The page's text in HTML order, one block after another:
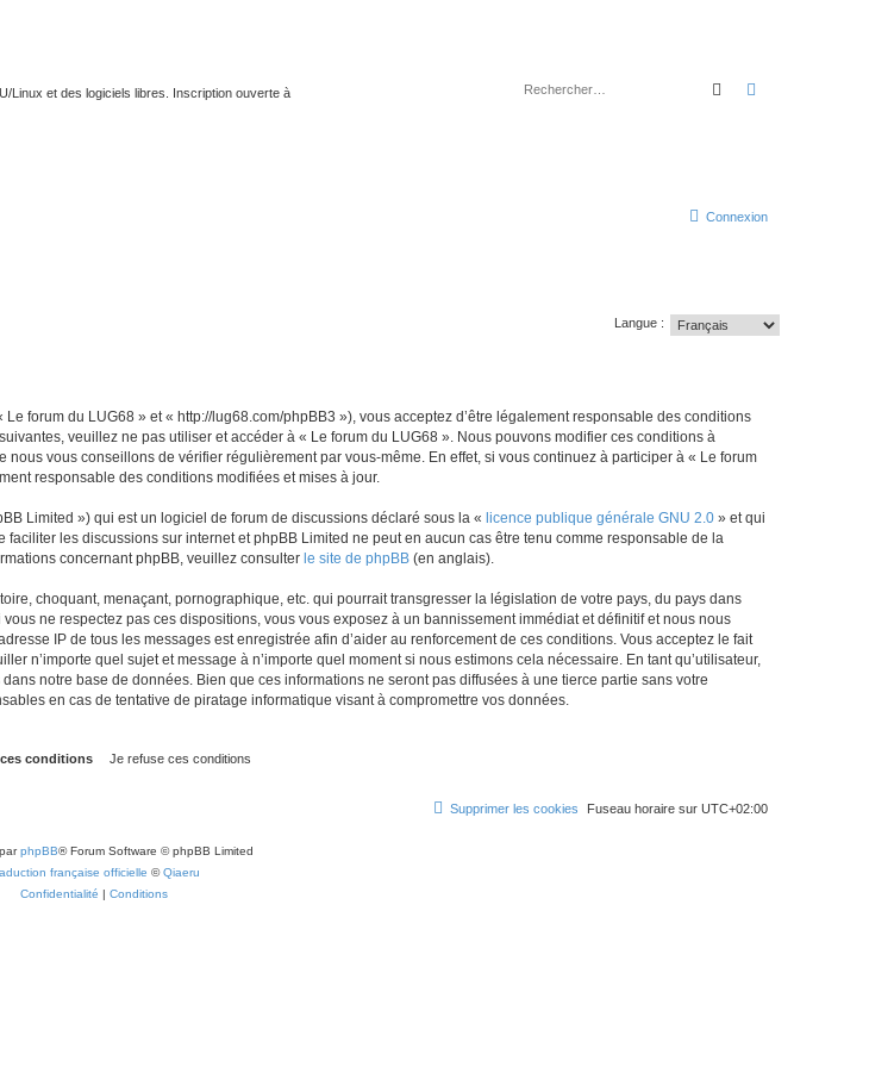
Linux et des logiciels libres. Inscription ouverte à
Rechercher
Connexion
Langue :
forum du LUG68 » et « http://lug68.com/phpBB3 »), vous acceptez d’être légalement responsable des conditions
veuillez ne pas utiliser et accéder à « Le forum du LUG68 ». Nous pouvons modifier ces conditions à
vous conseillons de vérifier régulièrement par vous-même. En effet, si vous continuez à participer à « Le forum
responsable des conditions modifiées et mises à jour.
Limited ») qui est un logiciel de forum de discussions déclaré sous la « licence publique générale GNU 2.0 » et qui
les discussions sur internet et phpBB Limited ne peut en aucun cas être tenu comme responsable de la
concernant phpBB, veuillez consulter le site de phpBB (en anglais).
choquant, menaçant, pornographique, etc. qui pourrait transgresser la législation de votre pays, du pays dans
ne respectez pas ces dispositions, vous vous exposez à un bannissement immédiat et définitif et nous nous
IP de tous les messages est enregistrée afin d’aider au renforcement de ces conditions. Vous acceptez le fait
n’importe quel sujet et message à n’importe quel moment si nous estimons cela nécessaire. En tant qu’utilisateur,
notre base de données. Bien que ces informations ne seront pas diffusées à une tierce partie sans votre
en cas de tentative de piratage informatique visant à compromettre vos données.
Fuseau horaire sur UTC+02:00
Supprimer les cookies
phpBB® Forum Software © phpBB Limited
française officielle ©Qiaeru
Confidentialité | Conditions